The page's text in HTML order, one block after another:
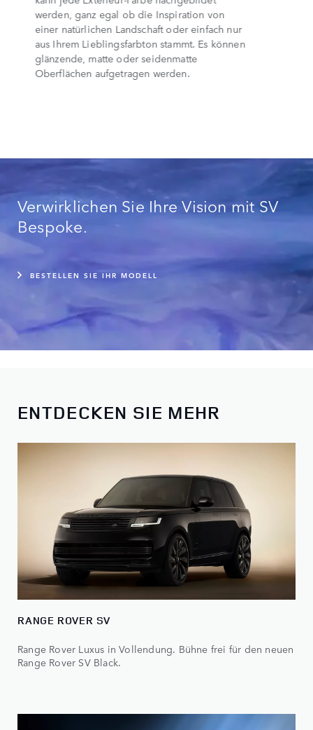
werden, ganz egal ob die Inspiration von
einer natürlichen Landschaft oder einfach nur
aus Ihrem Lieblingsfarbton stammt. Es können
glänzende, matte oder seidenmatte
Oberflächen aufgetragen werden.
Verwirklichen Sie Ihre Vision mit SV
Bespoke.
BESTELLEN SIE IHR MODELL
ENTDECKEN SIE MEHR
RANGE ROVER SV
Range Rover Luxus in Vollendung. Bühne frei für den neuen
Range Rover SV Black.